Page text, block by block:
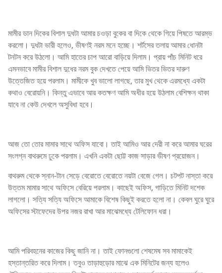
মামীর ডান দিকের বিশাল দুধটা আমার চওড়া বুকের বা দিকে থেকে গিয়ে পিষতে আরম্ভ
করলো। দুধটা ভারী হলেও, ভীষণই নরম মনে হচ্ছে। শর্টসের তলায় আমার ধোনটা
টনটন করে উঠলো। আমি হাতের চাপ আরো বাড়িয়ে দিলাম। প্রায় পাঁচ মিনিট ধরে
এমনভাবে মামীর বিশাল দুধের নরম বুক দেখতে পেয়ে আমি ভিতর ভিতর দারুণ
উত্তেজিত হয়ে পরলাম। মামীকে খুব ভালো লাগছে, তার মুখ থেকে এরমধ্যে একটা
কথাও বেরোয়নি। কিন্তু এভাবে আর কতক্ষণ আমি অধীর হয়ে উঠলাম বেশিক্ষন থাকা
যাবে না কেউ দেখলে অসুবিধা হবে।
আজ তো তোর মামার সাথে অফিস যাবো। তাই আমিও আর দেরী না করে আমার ঘরের
সংলগ্ন বাথরুমে ঢুকে পরলাম। এখনি একটা ছোট্ট কাজ সাড়ার ভীষণ প্রয়োজন।
বাথরুম থেকে স্নান-টান সেড়ে বেরোতে বেরোতে নয়টা বেজে গেল। চটপট নাস্তা করে
উত্তম মামার সাথে অফিসে বেরিয়ে পরলাম। কাছেই অফিস, গাড়িতে মিনিট দশেক
লাগলো। সত্যি সত্যি অফিসে আমাকে বিশেষ কিছুই করতে হলো না। কেবল ঘুরে ঘুরে
অফিসের স্টাফেদের উপর নজর রাখা আর মাঝেমধ্যে টেলিফোন ধরা।
আমি পরিবহনের কাজের কিছু জানি না। তাই ফোনগুলো শেষমেষ সব মামাকেই
হস্তান্তরিত করে দিলাম। তবুও তাড়াহুড়োর মাঝে এক মিনিটের জন্য হলেও